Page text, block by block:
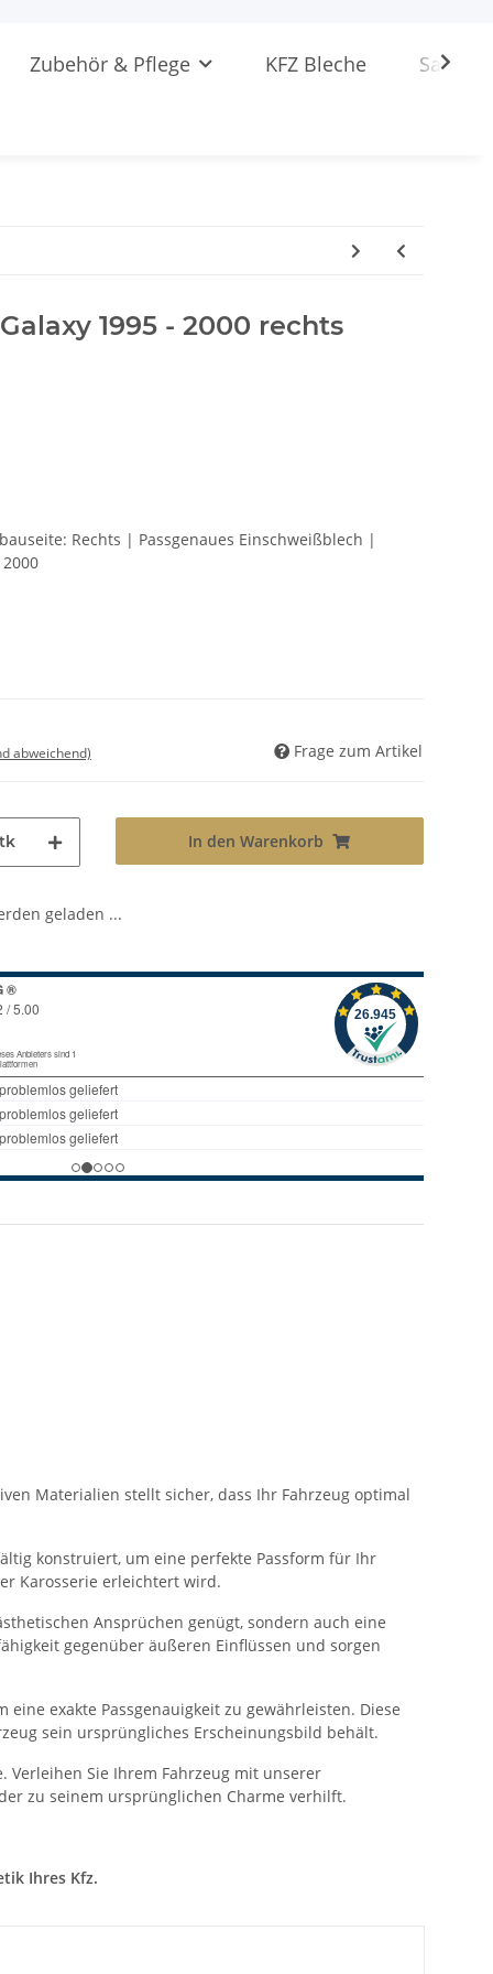
Zubehör & Pflege KFZ Bleche
1995 - 2000 rechts
Rechts | Passgenaues Einschweißblech |
abweichend) Frage zum Artikel
In den Warenkorb
geladen ...
Materialien stellt sicher, dass Ihr Fahrzeug optimal
konstruiert, um eine perfekte Passform für Ihr
Karosserie erleichtert wird.
Ansprüchen genügt, sondern auch eine
gegenüber äußeren Einflüssen und sorgen
exakte Passgenauigkeit zu gewährleisten. Diese
sein ursprüngliches Erscheinungsbild behält.
Verleihen Sie Ihrem Fahrzeug mit unserer
zu seinem ursprünglichen Charme verhilft.
Ihres Kfz.